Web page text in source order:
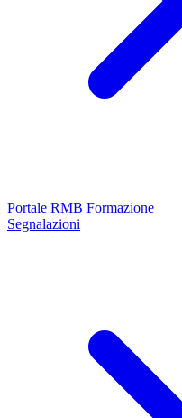
Portale RMB Formazione
Segnalazioni